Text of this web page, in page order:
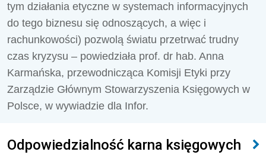
tym działania etyczne w systemach informacyjnych
do tego biznesu się odnoszących, a więc i
rachunkowości) pozwolą światu przetrwać trudny
czas kryzysu – powiedziała prof. dr hab. Anna
Karmańska, przewodnicząca Komisji Etyki przy
Zarządzie Głównym Stowarzyszenia Księgowych w
Polsce, w wywiadzie dla Infor.
Odpowiedzialność karna księgowych